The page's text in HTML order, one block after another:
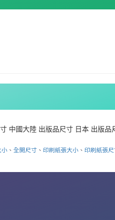
中國大陸 出版品尺寸 日本 出版
小 、全開尺寸 、印刷紙張大小 、印刷紙張